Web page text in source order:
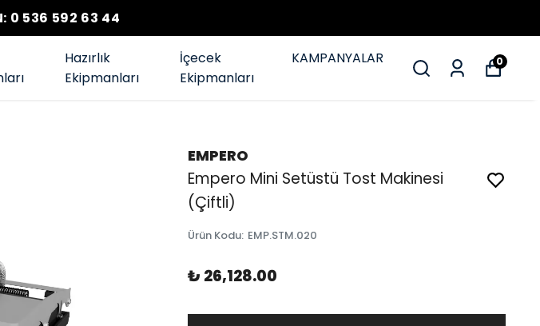
0 536 592 63 44
Hazırlık
Ekipmanları
İçecek
Ekipmanları
KAMPANYALAR 0
EMPERO
Empero Mini Setüstü Tost Makinesi
(Çiftli)
Ürün Kodu: EMP.STM.020
₺ 26,128.00